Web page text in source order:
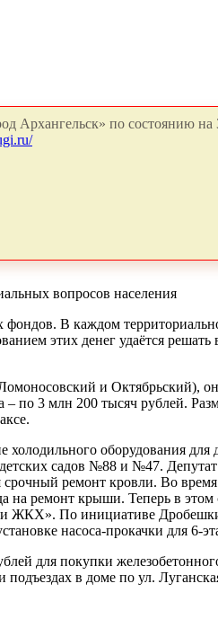
Архангельск» по состоянию на
вопросов населения
В каждом
этих денег удаётся
и Октябрьский),
по 3 млн 200 тысяч рублей.
оборудования для
садов №88 и №47.
срочный ремонт кровли. Во
на ремонт крыши. Теперь в
и ЖКХ». По инициативе
насоса-прокачки для 6-
для покупки
в доме по ул.